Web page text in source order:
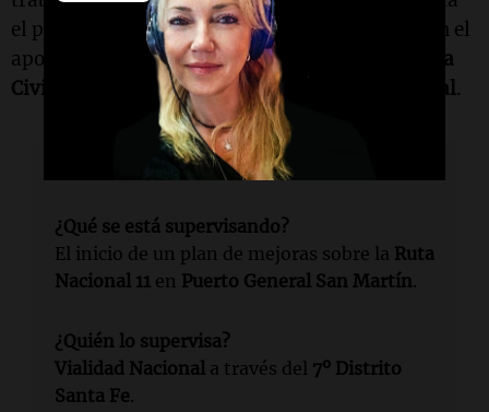
Video
el puente del arroyoSan Lorenzo
y contarán con el
apoyo de organismos de seguridad vial,
Defensa
Civil
Policía provincialyGendarmería Nacional.
¿Qué se está supervisando?
El inicio de un plan de mejoras sobre la Ruta
Nacional 11 en Puerto General San Martín.
¿Quién lo supervisa?
Vialidad Nacional a través del 7º Distrito
Santa Fe.